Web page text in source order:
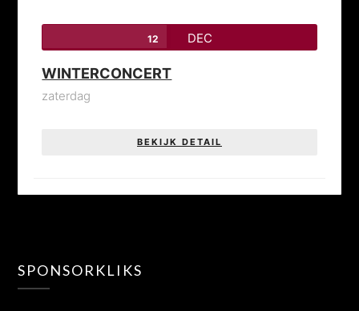
12 DEC
WINTERCONCERT
zaterdag
BEKIJK DETAIL
SPONSORKLIKS